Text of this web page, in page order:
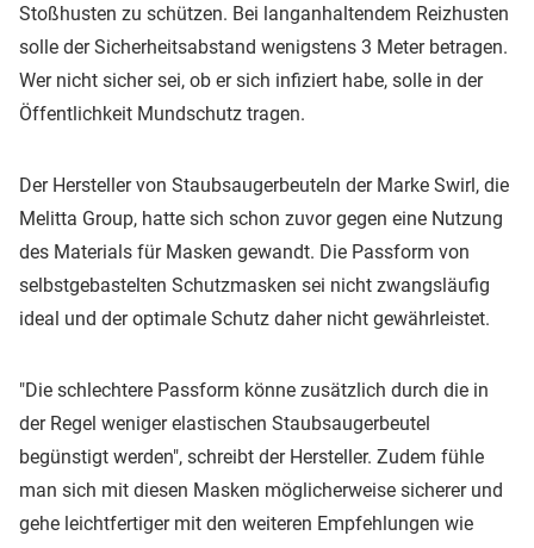
Stoßhusten zu schützen. Bei langanhaltendem Reizhusten
solle der Sicherheitsabstand wenigstens 3 Meter betragen.
Wer nicht sicher sei, ob er sich infiziert habe, solle in der
Öffentlichkeit Mundschutz tragen.
Der Hersteller von Staubsaugerbeuteln der Marke Swirl, die
Melitta Group, hatte sich schon zuvor gegen eine Nutzung
des Materials für Masken gewandt. Die Passform von
selbstgebastelten Schutzmasken sei nicht zwangsläufig
ideal und der optimale Schutz daher nicht gewährleistet.
"Die schlechtere Passform könne zusätzlich durch die in
der Regel weniger elastischen Staubsaugerbeutel
begünstigt werden", schreibt der Hersteller. Zudem fühle
man sich mit diesen Masken möglicherweise sicherer und
gehe leichtfertiger mit den weiteren Empfehlungen wie